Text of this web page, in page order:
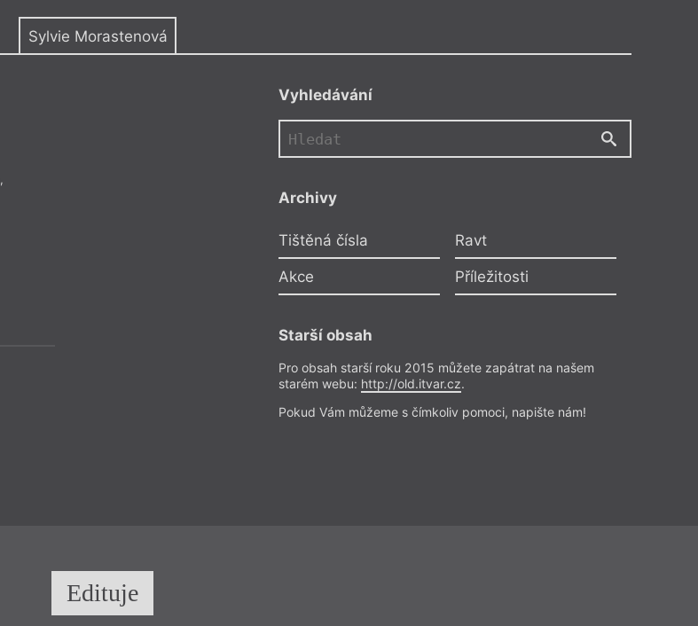
Sylvie Morastenová
,
Vyhledávání
Archivy
Tištěná čísla Ravt
Akce Příležitosti
Starší obsah
Pro obsah starší roku 2015 můžete zapátrat na našem
starém webu: http://old.itvar.cz.
Pokud Vám můžeme s čímkoliv pomoci, napište nám!
Edituje